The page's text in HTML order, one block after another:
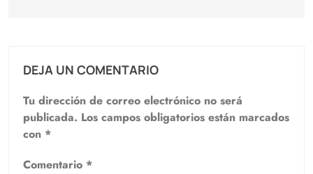
DEJA UN COMENTARIO
Tu dirección de correo electrónico no será
publicada. Los campos obligatorios están marcados
con *
Comentario *